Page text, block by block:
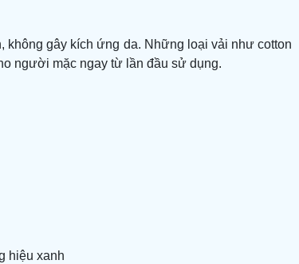
gây kích ứng da. Những loại vải như cotton
người mặc ngay từ lần đầu sử dụng.
hiệu xanh